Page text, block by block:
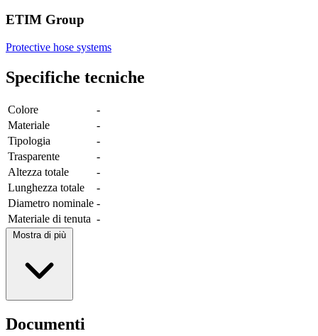
ETIM Group
Protective hose systems
Specifiche tecniche
Colore
-
Materiale
-
Tipologia
-
Trasparente
-
Altezza totale
-
Lunghezza totale
-
Diametro nominale -
Materiale di tenuta -
Mostra di più
Documenti